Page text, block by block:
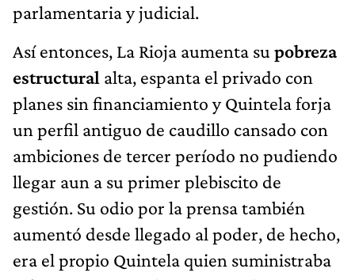
parlamentaria y judicial.
Así entonces, La Rioja aumenta su pobreza
estructural alta, espanta el privado con
planes sin financiamiento y Quintela forja
un perfil antiguo de caudillo cansado con
ambiciones de tercer período no pudiendo
llegar aun a su primer plebiscito de
gestión. Su odio por la prensa también
aumentó desde llegado al poder, de hecho,
era el propio Quintela quien suministraba